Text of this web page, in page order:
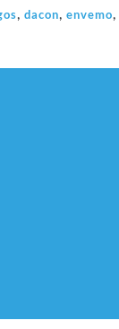
, dacon, envemo,